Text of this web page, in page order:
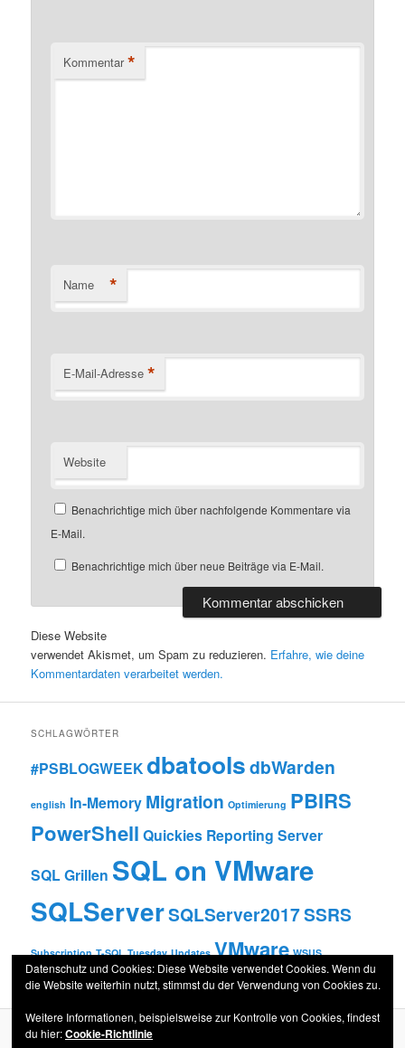
Kommentar *
Name *
E-Mail-Adresse *
Website
Benachrichtige mich über nachfolgende Kommentare via
E-Mail.
Benachrichtige mich über neue Beiträge via E-Mail.
Diese Website
verwendet Akismet, um Spam zu reduzieren. Erfahre, wie deine
Kommentardaten verarbeitet werden.
SCHLAGWÖRTER
#PSBLOGWEEKdbatoolsdbWarden
english In-Memory Migration Optimierung PBIRS
PowerShell Quickies Reporting Server
SQL Grillen SQL on VMware
SQLServerSQLServer2017SSRS
Subscription T-SQL Tuesday Updates VMware WSUS
Datenschutzerklärung
Datenschutz und Cookies: Diese Website verwendet Cookies. Wenn du
die Website weiterhin nutzt, stimmst du der Verwendung von Cookies zu.
Weitere Informationen, beispielsweise zur Kontrolle von Cookies, findest
du hier:Cookie-Richtlinie